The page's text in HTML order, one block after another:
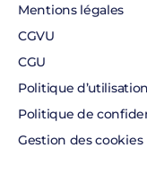
Mentions légales
CGVU
CGU
Politique
Politique de
Gestion des cookies